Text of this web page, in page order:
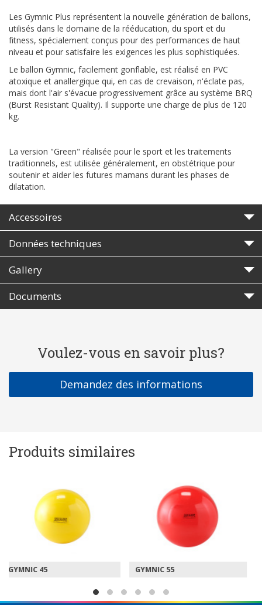
Les Gymnic Plus représentent la nouvelle génération de ballons,
utilisés dans le domaine de la rééducation, du sport et du
fitness, spécialement conçus pour des performances de haut
niveau et pour satisfaire les exigences les plus sophistiquées.
Le ballon Gymnic, facilement gonflable, est réalisé en PVC
atoxique et anallergique qui, en cas de crevaison, n'éclate pas,
mais dont l'air s'évacue progressivement grâce au système BRQ
(Burst Resistant Quality). Il supporte une charge de plus de 120
kg.
La version "Green" réalisée pour le sport et les traitements
traditionnels, est utilisée généralement, en obstétrique pour
soutenir et aider les futures mamans durant les phases de
dilatation.
Accessoires
Données techniques
Gallery
Documents
Voulez-vous en savoir plus?
Demandez des informations
Produits similaires
GYMNIC 55 GYMNIC 65